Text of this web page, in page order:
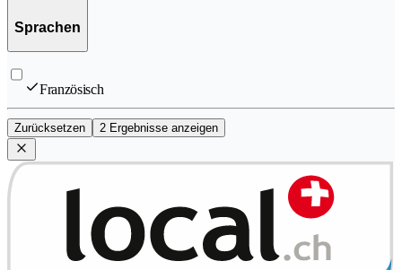
Sprachen
Französisch
Zurücksetzen 2 Ergebnisse anzeigen